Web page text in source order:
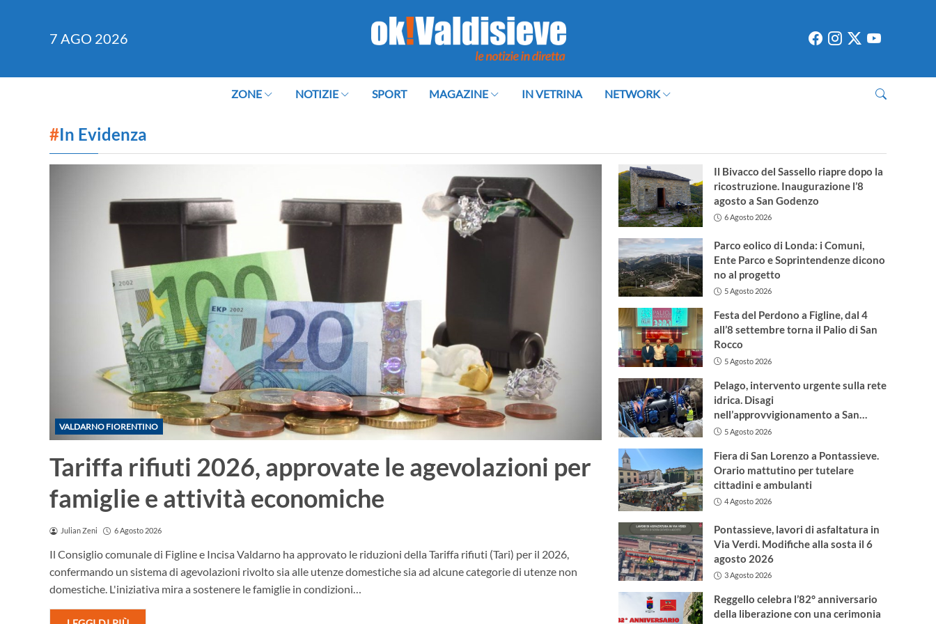
7 AGO 2026
ZONE NOTIZIE SPORT MAGAZINE IN VETRINA NETWORK
#In Evidenza
VALDARNO FIORENTINO
Tariffa rifiuti 2026, approvate le agevolazioni per
famiglie e attività economiche
Julian Zeni 6 Agosto 2026
Il Consiglio comunale di Figline e Incisa Valdarno ha approvato le riduzioni della Tariffa rifiuti (Tari) per il 2026,
confermando un sistema di agevolazioni rivolto sia alle utenze domestiche sia ad alcune categorie di utenze non
domestiche. L'iniziativa mira a sostenere le famiglie in condizioni…
Il Bivacco del Sassello riapre dopo la
ricostruzione. Inaugurazione l’8
agosto a San Godenzo
6 Agosto 2026
Parco eolico di Londa: i Comuni,
Ente Parco e Soprintendenze dicono
no al progetto
5 Agosto 2026
Festa del Perdono a Figline, dal 4
all’8 settembre torna il Palio di San
Rocco
5 Agosto 2026
Pelago, intervento urgente sulla rete
idrica. Disagi
nell’approvvigionamento a San
Francesco
5 Agosto 2026
Fiera di San Lorenzo a Pontassieve.
Orario mattutino per tutelare
cittadini e ambulanti
4 Agosto 2026
Pontassieve, lavori di asfaltatura in
Via Verdi. Modifiche alla sosta il 6
agosto 2026
3 Agosto 2026
Reggello celebra l’82° anniversario
della liberazione con una cerimonia